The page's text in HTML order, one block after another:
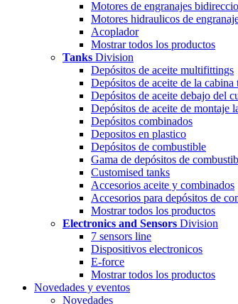
Motores de engranajes
Motores hidraulicos de
Acoplador
Mostrar todos los productos
Tanks Division
Depósitos de aceite multifittings
Depósitos de aceite de la cabina
Depósitos de aceite debajo del
Depósitos de aceite de montaje
Depósitos combinados
Depositos en plastico
Depósitos de combustible
Gama de depósitos de
Customised tanks
Accesorios aceite y combinados
Accesorios para depósitos de
Mostrar todos los productos
Electronics and Sensors Division
7 sensors line
Dispositivos electronicos
E-force
Mostrar todos los productos
Novedades y eventos
Novedades